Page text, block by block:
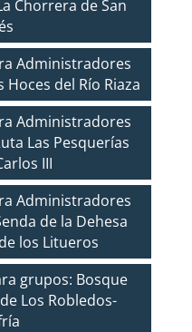
Chorrera de San
Administradores
Hoces del Río Riaza
Administradores
Las Pesquerías
III
Administradores
de la Dehesa
los Litueros
grupos: Bosque
Los Robledos-